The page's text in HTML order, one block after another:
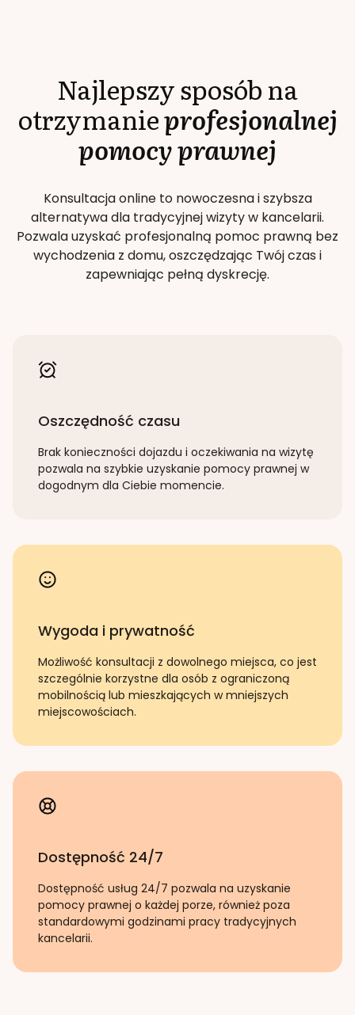
Najlepszy sposób na
otrzymanieprofesjonalnej
pomocy prawnej
Konsultacja online to nowoczesna i szybsza
alternatywa dla tradycyjnej wizyty w kancelarii.
Pozwala uzyskać profesjonalną pomoc prawną bez
wychodzenia z domu, oszczędzając Twój czas i
zapewniając pełną dyskrecję.
Oszczędność czasu
Brak konieczności dojazdu i oczekiwania na wizytę
pozwala na szybkie uzyskanie pomocy prawnej w
dogodnym dla Ciebie momencie.
Wygoda i prywatność
Możliwość konsultacji z dowolnego miejsca, co jest
szczególnie korzystne dla osób z ograniczoną
mobilnością lub mieszkających w mniejszych
miejscowościach.
Dostępność 24/7
Dostępność usług 24/7 pozwala na uzyskanie
pomocy prawnej o każdej porze, również poza
standardowymi godzinami pracy tradycyjnych
kancelarii.